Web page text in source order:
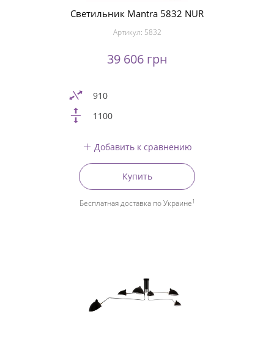
Светильник Mantra 5832 NUR
Артикул: 5832
39 606 грн
910
1100
Добавить к сравнению
Купить
Бесплатная доставка по Украине1